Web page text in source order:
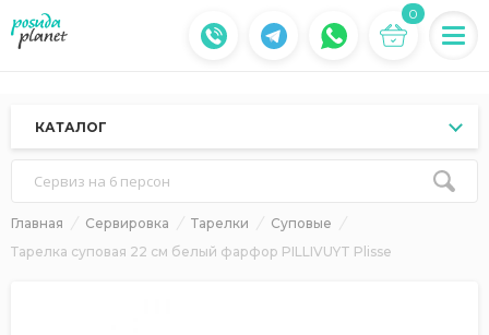
0
КАТАЛОГ
Сервиз на 6 персон
Главная Сервировка Тарелки
Суповые
Тарелка суповая 22 см белый фарфор PILLIVUYT Plisse